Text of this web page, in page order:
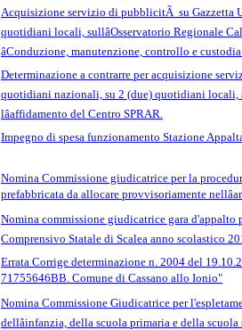
Acquisizione servizio di pubblicitÃ su Gazzetta
quotidiani locali, sullâOsservatorio Regionale
âConduzione, manutenzione, controllo e
Determinazione a contrarre per acquisizione
quotidiani nazionali, su 2 (due) quotidiani locali,
lâaffidamento del Centro SPRAR.
Impegno di spesa funzionamento Stazione
Nomina Commissione giudicatrice per la
prefabbricata da allocare provvisoriamente
Nomina commissione giudicatrice gara d'appalto
Comprensivo Statale di Scalea anno scolastico
Errata Corrige determinazione n. 2004 del
71755646BB. Comune di Cassano allo Ionio"
Nomina Commissione Giudicatrice per
dellâinfanzia, della scuola primaria e della